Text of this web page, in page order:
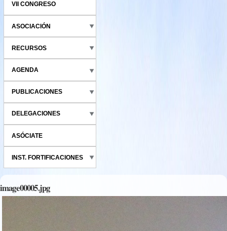
VII CONGRESO
ASOCIACIÓN
RECURSOS
AGENDA
PUBLICACIONES
DELEGACIONES
ASÓCIATE
INST. FORTIFICACIONES
image00005.jpg